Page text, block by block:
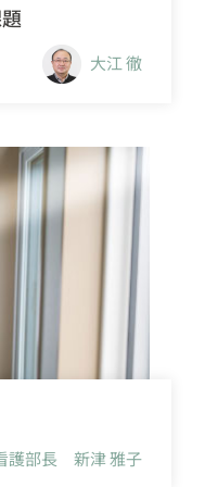
大江 徹
護部長 新津 雅子